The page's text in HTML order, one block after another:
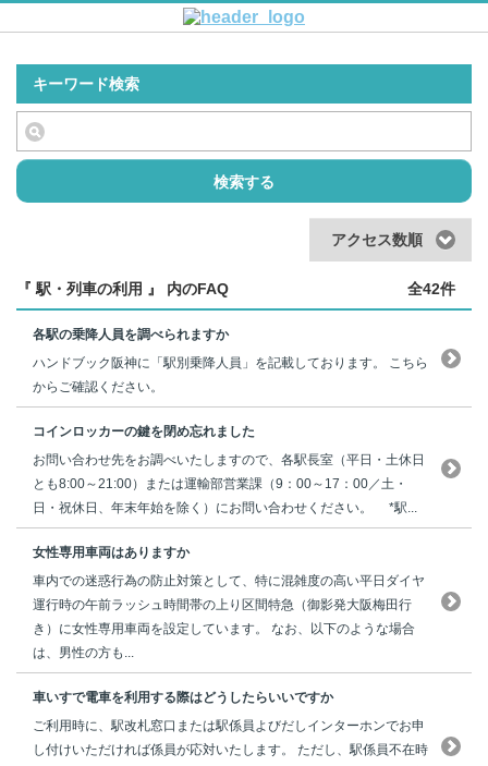
キーワード検索
検索する
アクセス数順
『 駅・列車の利用 』 内のFAQ 全42件
各駅の乗降人員を調べられますか
ハンドブック阪神に「駅別乗降人員」を記載しております。 こちら
からご確認ください。
コインロッカーの鍵を閉め忘れました
お問い合わせ先をお調べいたしますので、各駅長室（平日・土休日
とも8:00～21:00）または運輸部営業課（9：00～17：00／土・
日・祝休日、年末年始を除く）にお問い合わせください。 *駅...
女性専用車両はありますか
車内での迷惑行為の防止対策として、特に混雑度の高い平日ダイヤ
運行時の午前ラッシュ時間帯の上り区間特急（御影発大阪梅田行
き）に女性専用車両を設定しています。 なお、以下のような場合
は、男性の方も...
車いすで電車を利用する際はどうしたらいいですか
ご利用時に、駅改札窓口または駅係員よびだしインターホンでお申
し付けいただければ係員が応対いたします。 ただし、駅係員不在時